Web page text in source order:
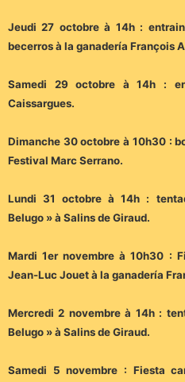
Jeudi 27 octobre à 14h :
becerros à la ganadería François
Samedi 29 octobre à 14h :
Caissargues.
Dimanche 30 octobre à 10h30 :
Festival Marc Serrano.
Lundi 31 octobre à 14h :
Belugo » à Salins de Giraud.
Mardi 1er novembre à 10h30 :
Jean-Luc Jouet à la ganadería
Mercredi 2 novembre à 14h :
Belugo » à Salins de Giraud.
Samedi 5 novembre : Fiesta